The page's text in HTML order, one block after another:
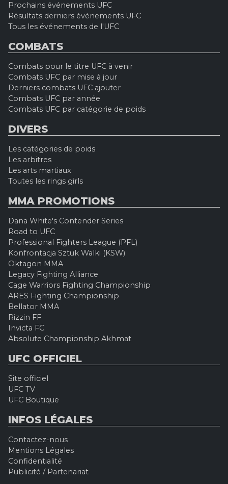
Prochains événements UFC
Résultats derniers événements UFC
Tous les événements de l'UFC
COMBATS
Combats pour le titre UFC à venir
Combats UFC par mise à jour
Derniers combats UFC ajouter
Combats UFC par année
Combats UFC par catégorie de poids
DIVERS
Les catégories de poids
Les arbitres
Les arts martiaux
Toutes les rings girls
MMA PROMOTIONS
Dana White's Contender Series
Road to UFC
Professional Fighters League (PFL)
Konfrontacja Sztuk Walki (KSW)
Oktagon MMA
Legacy Fighting Alliance
Cage Warriors Fighting Championship
ARES Fighting Championship
Bellator MMA
Rizzin FF
Invicta FC
Absolute Championship Akhmat
UFC OFFICIEL
Site officiel
UFC TV
UFC Boutique
INFOS LÉGALES
Contactez-nous
Mentions Légales
Confidentialité
Publicité / Partenariat